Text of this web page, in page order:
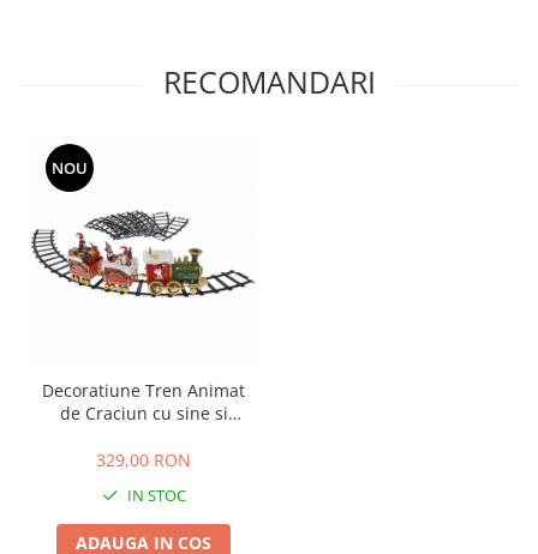
RECOMANDARI
NOU
Decoratiune Tren Animat
de Craciun cu sine si
329,00 RON
IN STOC
ADAUGA IN COS